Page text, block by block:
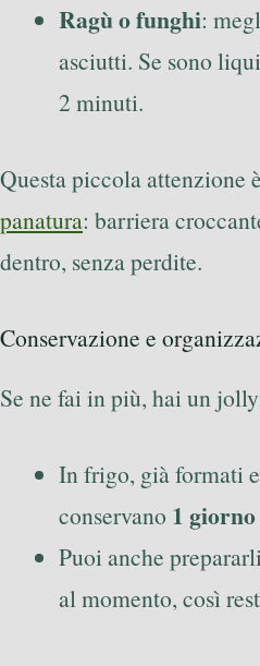
Ragù o funghi:
asciutti. Se sono
2 minuti.
Questa piccola attenzione
panatura: barriera
dentro, senza perdite.
Conservazione e
Se ne fai in più, hai un
In frigo, già formati
conservano 1 giorno
Puoi anche
al momento, così